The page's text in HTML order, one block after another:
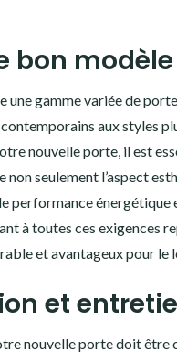
bon modèle
une gamme variée de
aux styles
nouvelle porte, il est
non seulement l’aspect
performance énergétique
à toutes ces exigences
et avantageux pour le
et
nouvelle porte doit être